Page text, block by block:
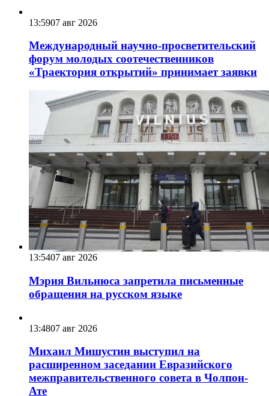
13:5907 авг 2026
Международный научно-просветительский
форум молодых соотечественников
«Траектория открытий» принимает заявки
13:5407 авг 2026
Мэрия Вильнюса запретила письменные
обращения на русском языке
13:4807 авг 2026
Михаил Мишустин выступил на
расширенном заседании Евразийского
межправительственного совета в Чолпон-
Ате